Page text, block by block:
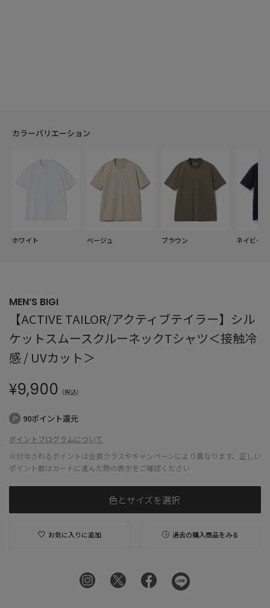
カラーバリエーション
ホワイト ベージュ ブラウン ネイビー
MEN’S BIGI
【ACTIVE TAILOR/アクティブテイラー】シル
ケットスムースクルーネックTシャツ＜接触冷
感 / UVカット＞
¥9,900 （税込）
90ポイント還元
ポイントプログラムについて
※付与されるポイントは会員クラスやキャンペーンにより異なります。正しい
ポイント数はカートに進んだ際の表示をご確認ください
色とサイズを選択
お気に入りに追加 過去の購入商品をみる